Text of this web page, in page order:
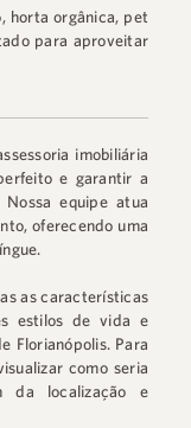
horta orgânica, pet
para aproveitar
imobiliária
e garantir a
equipe atua
oferecendo uma
as características
estilos de vida e
Florianópolis. Para
como seria
da localização e